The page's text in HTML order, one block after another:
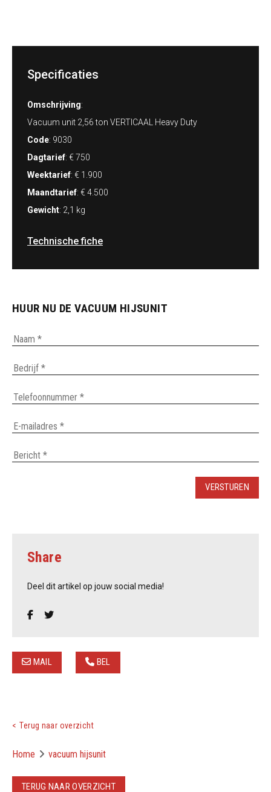
Specificaties
Omschrijving:
Vacuum unit 2,56 ton VERTICAAL Heavy Duty
Code: 9030
Dagtarief: € 750
Weektarief: € 1.900
Maandtarief: € 4.500
Gewicht: 2,1 kg
Technische fiche
HUUR NU DE VACUUM HIJSUNIT
VERSTUREN
Share
Deel dit artikel op jouw social media!
MAIL BEL
Terug naar overzicht
Home vacuum hijsunit
TERUG NAAR OVERZICHT